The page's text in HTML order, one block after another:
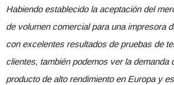
Habiendo establecido la aceptación del
de volumen comercial para una impresora
con excelentes resultados de pruebas de
clientes, también podemos ver la demanda
producto de alto rendimiento en Europa y